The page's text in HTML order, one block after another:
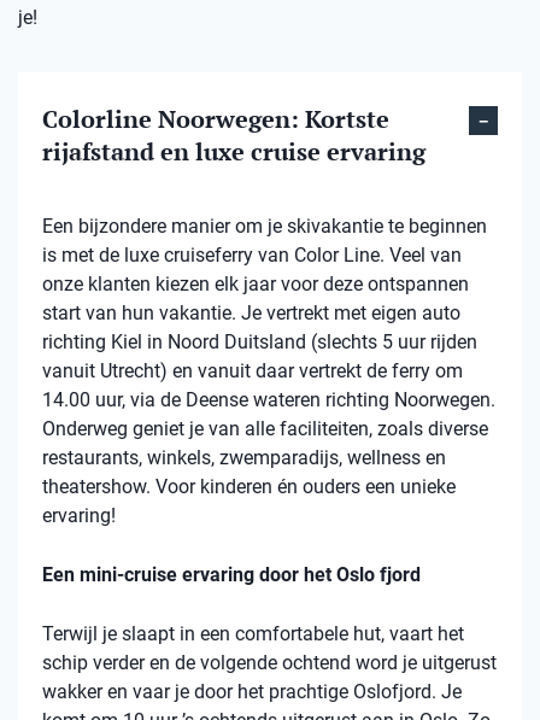
je!
Colorline Noorwegen: Kortste
rijafstand en luxe cruise ervaring
Een bijzondere manier om je skivakantie te beginnen
is met de luxe cruiseferry van Color Line. Veel van
onze klanten kiezen elk jaar voor deze ontspannen
start van hun vakantie. Je vertrekt met eigen auto
richting Kiel in Noord Duitsland (slechts 5 uur rijden
vanuit Utrecht) en vanuit daar vertrekt de ferry om
14.00 uur, via de Deense wateren richting Noorwegen.
Onderweg geniet je van alle faciliteiten, zoals diverse
restaurants, winkels, zwemparadijs, wellness en
theatershow. Voor kinderen én ouders een unieke
ervaring!
Een mini-cruise ervaring door het Oslo fjord
Terwijl je slaapt in een comfortabele hut, vaart het
schip verder en de volgende ochtend word je uitgerust
wakker en vaar je door het prachtige Oslofjord. Je